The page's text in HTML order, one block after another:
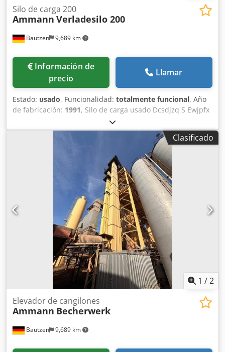
Bautzen 9,689 km
Silo de carga 200
Ammann Verladesilo 200
Información de
precio
Llamar
Estado: usado, Funcionalidad: totalmente funcional, Año
de fabricación: 1991, Silo de carga usado Dcsdjzq S Ewjpfx
Adtjk Fabricante: Ulrich Volumen total: 200 toneladas -
Transportador de cubetas -Torno elevador -Instalación
Clasificado
1 /2
Bautzen 9,689 km
Elevador de cangilones
Ammann Becherwerk